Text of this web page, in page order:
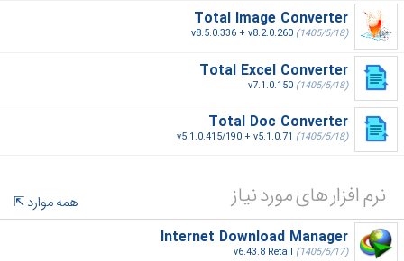
Total Image Converter
v8.5.0.336 + v8.2.0.260 (1405/5/18)
Total Excel Converter
v7.1.0.150 (1405/5/18)
Total Doc Converter
v5.1.0.415/190 + v5.1.0.71 (1405/5/18)
نرم افزار های مورد نیاز
همه موارد
Internet Download Manager
v6.43.8 Retail (1405/5/17)